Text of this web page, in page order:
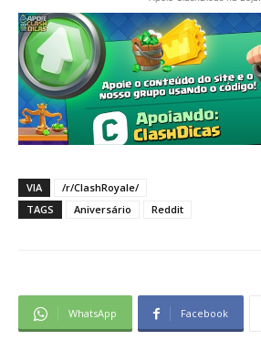
VIA
/r/ClashRoyale/
TAGS
Aniversário Reddit
WhatsApp Facebook